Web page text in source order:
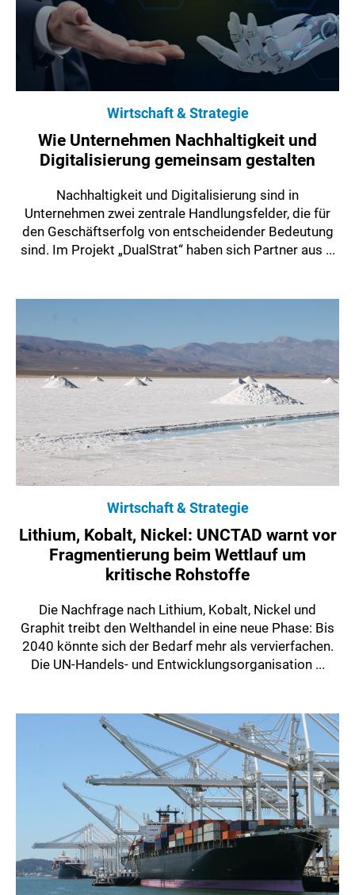
Wirtschaft & Strategie
Wie Unternehmen Nachhaltigkeit und
Digitalisierung gemeinsam gestalten
Nachhaltigkeit und Digitalisierung sind in
Unternehmen zwei zentrale Handlungsfelder, die für
den Geschäftserfolg von entscheidender Bedeutung
sind. Im Projekt „DualStrat“ haben sich Partner aus ...
Wirtschaft & Strategie
Lithium, Kobalt, Nickel: UNCTAD warnt vor
Fragmentierung beim Wettlauf um
kritische Rohstoffe
Die Nachfrage nach Lithium, Kobalt, Nickel und
Graphit treibt den Welthandel in eine neue Phase: Bis
2040 könnte sich der Bedarf mehr als vervierfachen.
Die UN-Handels- und Entwicklungsorganisation ...